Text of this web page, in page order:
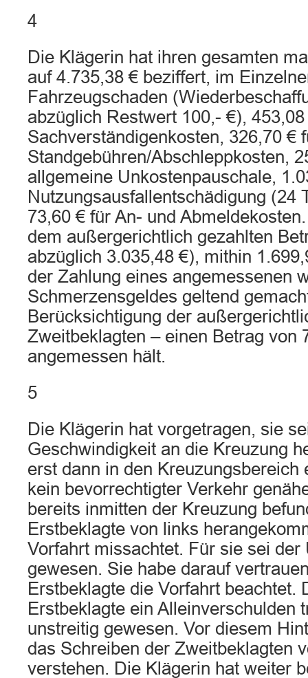
4
Die Klägerin hat ihren gesamten
auf 4.735,38 € beziffert, im
Fahrzeugschaden
abzüglich Restwert 100,- €),
Sachverständigenkosten, 326,70 €
Standgebühren/Abschleppkosten,
allgemeine Unkostenpauschale,
Nutzungsausfallentschädigung (24
73,60 € für An- und
dem außergerichtlich gezahlten
abzüglich 3.035,48 €), mithin
der Zahlung eines angemessenen
Schmerzensgeldes geltend
Berücksichtigung der
Zweitbeklagten – einen Betrag von
angemessen hält.
5
Die Klägerin hat vorgetragen, sie
Geschwindigkeit an die Kreuzung
erst dann in den Kreuzungsbereich
kein bevorrechtigter Verkehr
bereits inmitten der Kreuzung
Erstbeklagte von links
Vorfahrt missachtet. Für sie sei der
gewesen. Sie habe darauf
Erstbeklagte die Vorfahrt beachtet.
Erstbeklagte ein Alleinverschulden
unstreitig gewesen. Vor diesem
das Schreiben der Zweitbeklagten
verstehen. Die Klägerin hat weiter